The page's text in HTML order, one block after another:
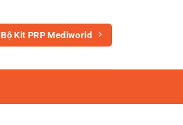
Bộ Kit PRP Mediworld